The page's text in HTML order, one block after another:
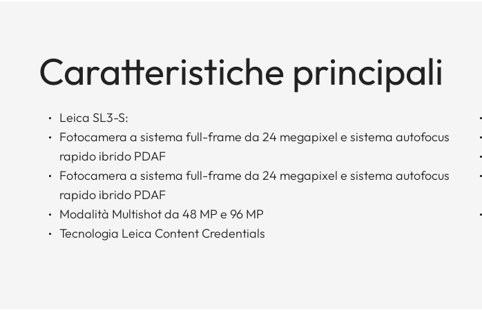
Caratteristiche principali
Leica SL3-S:
Fotocamera a sistema full-frame da 24 megapixel e sistema autofocus
rapido ibrido PDAF
Fotocamera a sistema full-frame da 24 megapixel e sistema autofocus
rapido ibrido PDAF
Modalità Multishot da 48 MP e 96 MP
Tecnologia Leica Content Credentials